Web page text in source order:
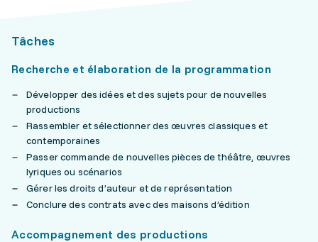
Tâches
Recherche et élaboration de la programmation
Développer des idées et des sujets pour de nouvelles
productions
Rassembler et sélectionner des œuvres classiques et
contemporaines
Passer commande de nouvelles pièces de théâtre, œuvres
lyriques ou scénarios
Gérer les droits d’auteur et de représentation
Conclure des contrats avec des maisons d’édition
Accompagnement des productions